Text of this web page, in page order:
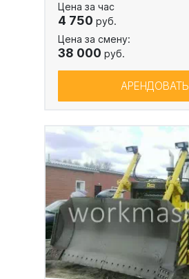
Цена за час
4 750 руб.
Цена за смену:
38 000 руб.
АРЕНДОВАТЬ